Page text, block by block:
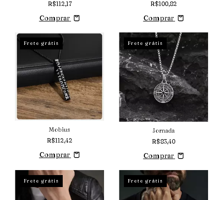
R$112,17
Comprar
R$100,82
Comprar
Frete grátis
Mobius
R$112,42
Comprar
Frete grátis
Jornada
R$83,40
Comprar
Frete grátis Frete grátis